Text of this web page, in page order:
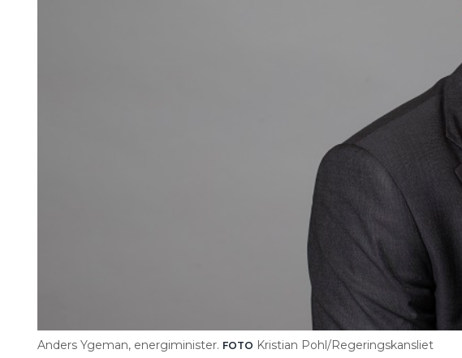
Anders Ygeman, energiminister. FOTO Kristian Pohl/Regeringskansliet